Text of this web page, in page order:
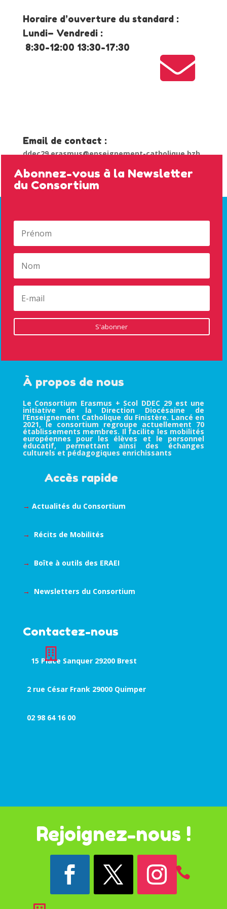
Horaire d’ouverture du standard :
Lundi– Vendredi :
8:30-12:00 13:30-17:30

Email de contact :
ddec29.erasmus@enseignement-catholique.bzh
Abonnez-vous à la Newsletter
du Consortium
S'abonner
À propos de nous
Le Consortium Erasmus + Scol DDEC 29 est une
initiative de la Direction Diocésaine de
l’Enseignement Catholique du Finistère. Lancé en
2021, le consortium regroupe actuellement 70
établissements membres. Il facilite les mobilités
européennes pour les élèves et le personnel
éducatif, permettant ainsi des échanges
culturels et pédagogiques enrichissants
Accès rapide
→ Actualités du Consortium
→ Récits de Mobilités
→ Boîte à outils des ERAEI
→ Newsletters du Consortium
Contactez-nous
15 Place Sanquer 29200 Brest
2 rue César Frank 29000 Quimper
02 98 64 16 00

Rejoignez-nous !
